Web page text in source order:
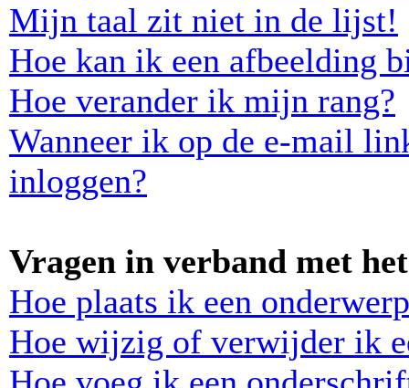
Mijn taal zit niet in de lijst!
Hoe kan ik een afbeelding
Hoe verander ik mijn rang?
Wanneer ik op de e-mail
inloggen?
Vragen in verband met
Hoe plaats ik een
Hoe wijzig of verwijder ik